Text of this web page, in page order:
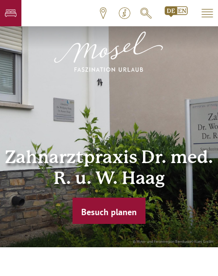
© Wein- und Ferienregion Bernkastel-Kues GmbH
Zahnarztpraxis Dr. med.
R. u. W. Haag
Besuch planen